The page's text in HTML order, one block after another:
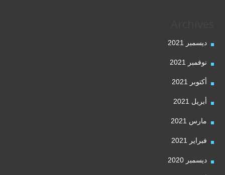
ديسمبر 2021
نوفمبر 2021
أكتوبر 2021
أبريل 2021
مارس 2021
فبراير 2021
ديسمبر 2020